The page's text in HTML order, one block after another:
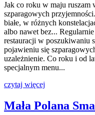
Jak co roku w maju ruszam
szparagowych
białe, w różnych
albo nawet bez...
restauracji w poszukiwaniu
pojawieniu się
uzależnienie. Co roku i od
specjalnym menu...
czytaj więcej
Mała Polana